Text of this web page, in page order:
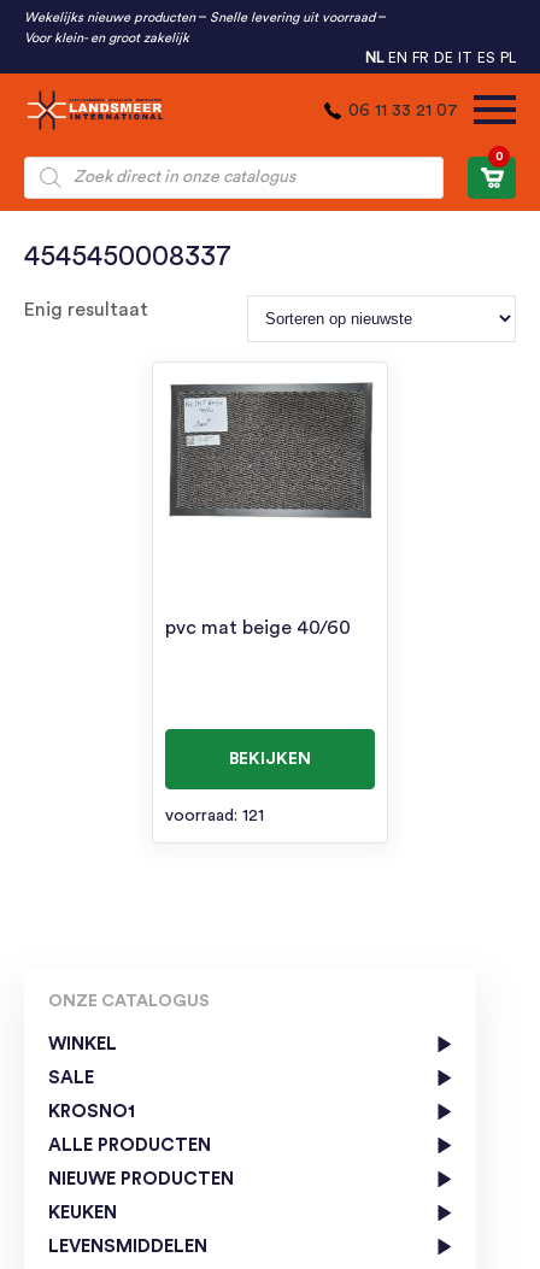
Wekelijks nieuwe producten
Snelle levering uit voorraad
Voor klein- en groot zakelijk
NL EN FR DE IT ES PL
06 11 33 21 07
Producten
zoeken
0
ONZE CATALOGUS
WINKEL
SALE
KROSNO1
ALLE PRODUCTEN
NIEUWE PRODUCTEN
KEUKEN
LEVENSMIDDELEN
4545450008337
Enig resultaat
pvc mat beige 40/60
BEKIJKEN
voorraad: 121